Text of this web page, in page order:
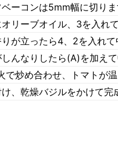
ーコンは5mm幅に切りま
リーブオイル、3を入れ
が立ったら4、2を入れて
んなりしたら(A)を加えて
で炒め合わせ、トマトが
、乾燥バジルをかけて完